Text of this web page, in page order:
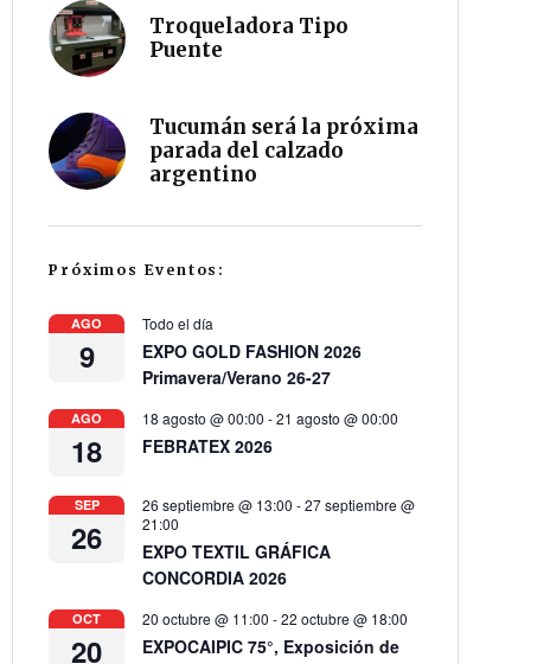
Troqueladora Tipo
Puente
Tucumán será la próxima
parada del calzado
argentino
Próximos Eventos:
AGO
9
Todo el día
EXPO GOLD FASHION 2026
Primavera/Verano 26-27
AGO
18
18 agosto @ 00:00 -21 agosto @ 00:00
FEBRATEX 2026
SEP
26
26 septiembre @ 13:00 -27 septiembre @
21:00
EXPO TEXTIL GRÁFICA
CONCORDIA 2026
OCT
20
20 octubre @ 11:00 -22 octubre @ 18:00
EXPOCAIPIC 75°, Exposición de